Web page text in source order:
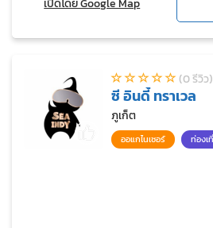
เปิดโดย Google Map
(0 รีวิว)
ซี อินดี้ ทราเวล
ภูเก็ต
ออแกไนเซอร์ ท่องเ